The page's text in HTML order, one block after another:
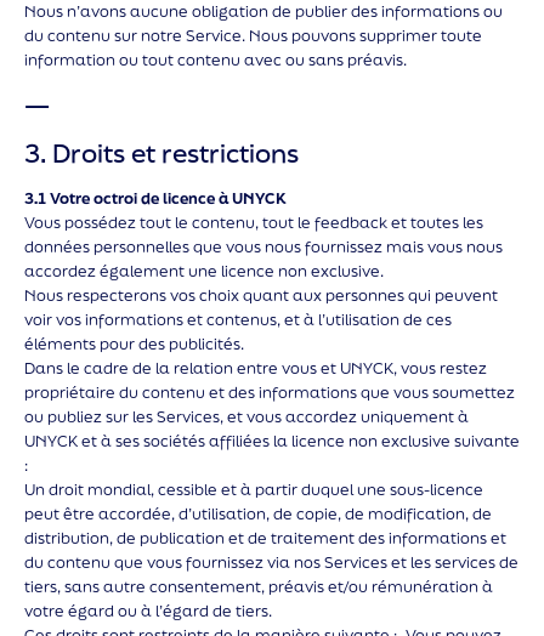
Nous n’avons aucune obligation de publier des informations ou
du contenu sur notre Service. Nous pouvons supprimer toute
information ou tout contenu avec ou sans préavis.
—
3. Droits et restrictions
3.1 Votre octroi de licence à UNYCK
Vous possédez tout le contenu, tout le feedback et toutes les
données personnelles que vous nous fournissez mais vous nous
accordez également une licence non exclusive.
Nous respecterons vos choix quant aux personnes qui peuvent
voir vos informations et contenus, et à l’utilisation de ces
éléments pour des publicités.
Dans le cadre de la relation entre vous et UNYCK, vous restez
propriétaire du contenu et des informations que vous soumettez
ou publiez sur les Services, et vous accordez uniquement à
UNYCK et à ses sociétés affiliées la licence non exclusive suivante
:
Un droit mondial, cessible et à partir duquel une sous-licence
peut être accordée, d’utilisation, de copie, de modification, de
distribution, de publication et de traitement des informations et
du contenu que vous fournissez via nos Services et les services de
tiers, sans autre consentement, préavis et/ou rémunération à
votre égard ou à l’égard de tiers.